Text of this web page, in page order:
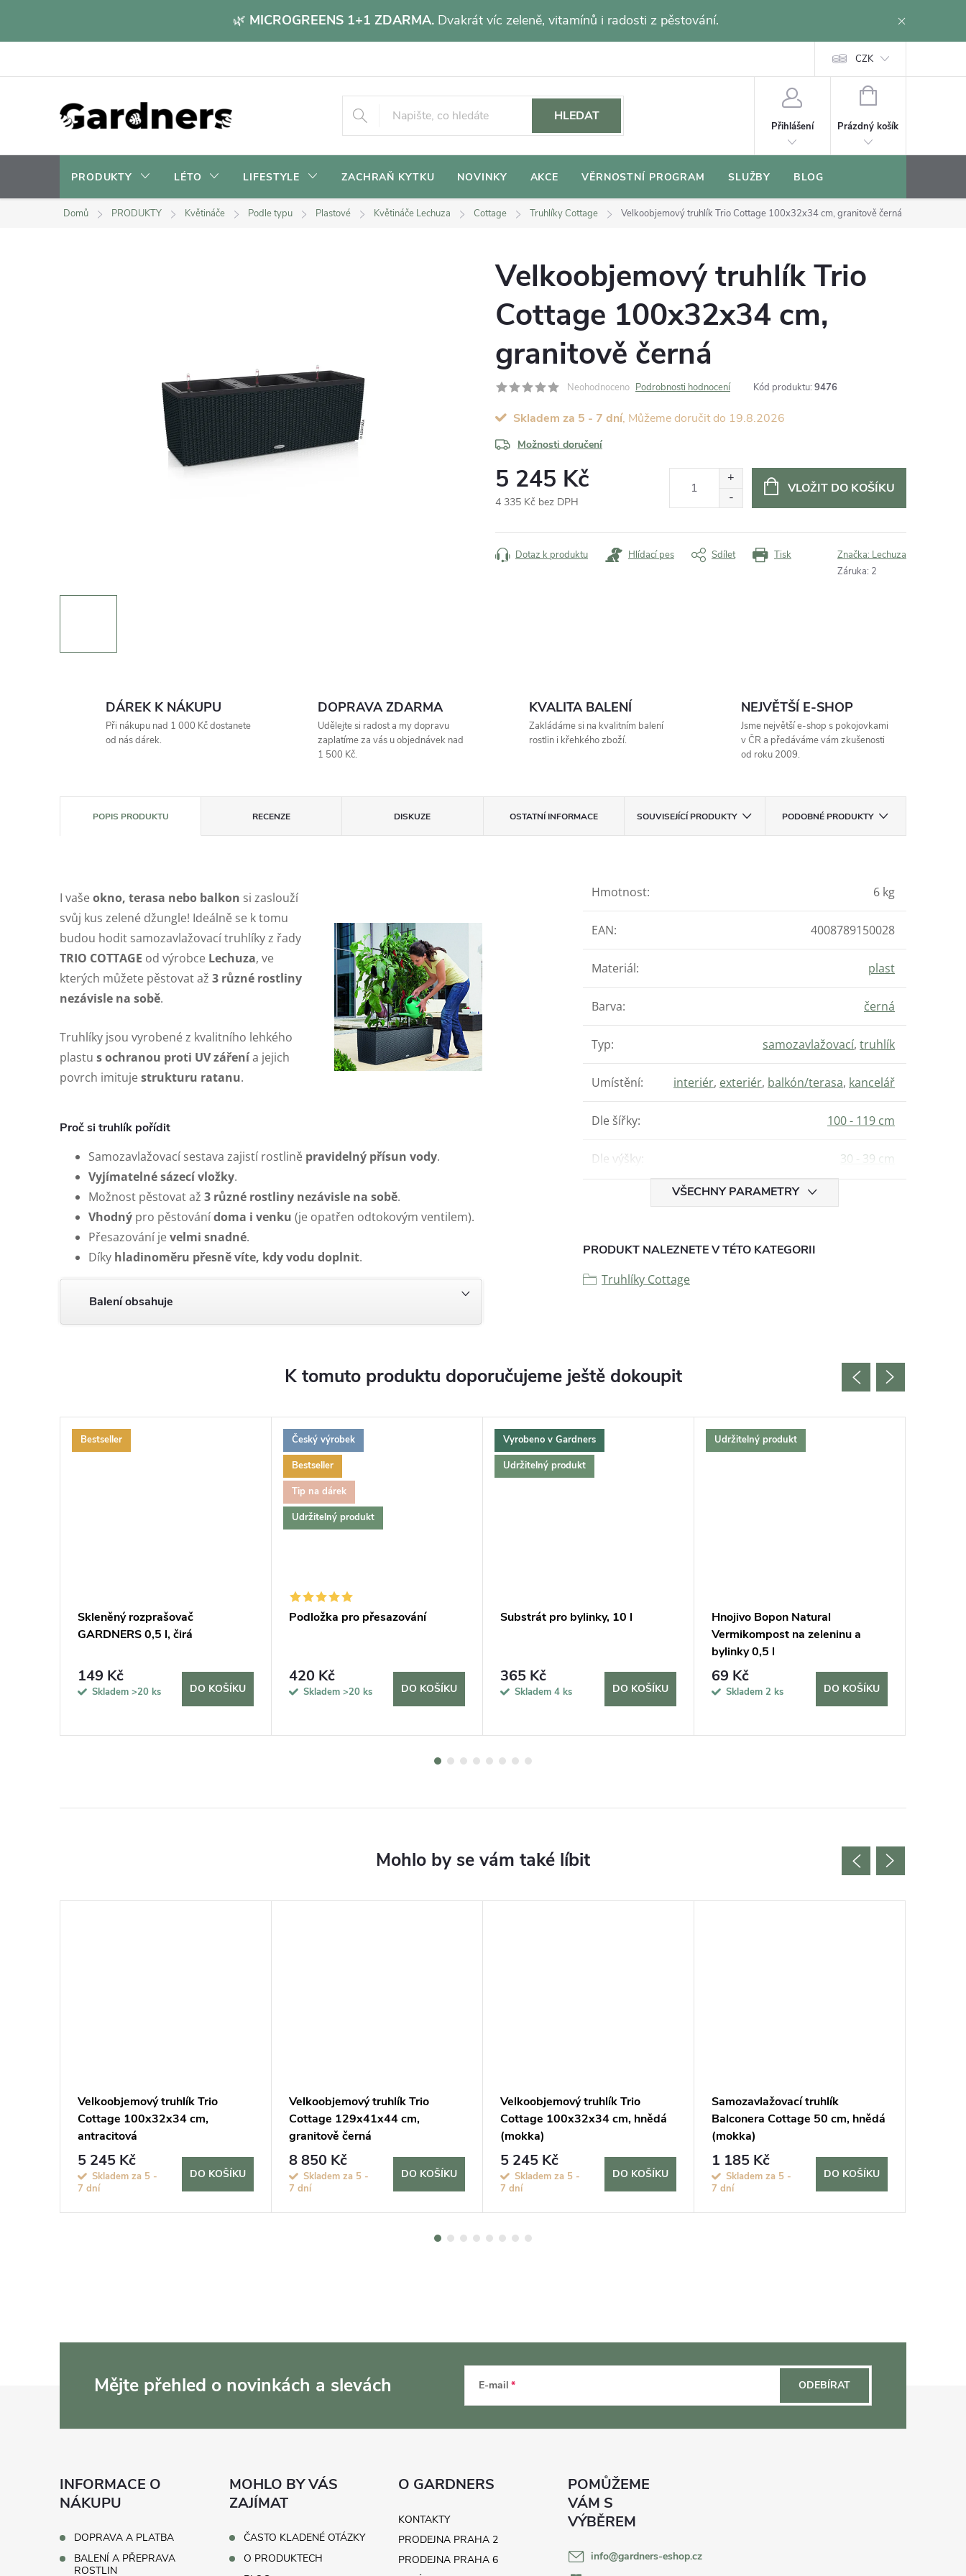
🌿 MICROGREENS 1+1 ZDARMA. Dvakrát víc zeleně, vitamínů i radosti z pěstování.
CZK
HLEDAT
Přihlášení
NÁKUPNÍ
Prázdný košík
PRODUKTY LÉTO LIFESTYLE ZACHRAŇ KYTKU NOVINKY AKCE VĚRNOSTNÍ PROGRAM SLUŽBY BLOG
Domů PRODUKTY Květináče Podle typu Plastové Květináče Lechuza Cottage Truhlíky Cottage Velkoobjemový truhlík Trio Cottage 100x32x34 cm, granitově černá
Velkoobjemový truhlík Trio
Cottage 100x32x34 cm,
granitově černá
Neohodnoceno Podrobnosti hodnocení Kód produktu: 9476
Skladem za 5 - 7 dní 19.8.2026
Možnosti doručení
5 245 Kč
4 335 Kč bez DPH
cena:
VLOŽIT DO KOŠÍKU
Tisk
Dotaz k produktu Hlídací pes Sdílet Značka: Lechuza
Záruka: 2
DÁREK K NÁKUPU
Při nákupu nad 1 000 Kč dostanete
od nás dárek.
DOPRAVA ZDARMA
Udělejte si radost a my dopravu
zaplatíme za vás u objednávek nad
1 500 Kč.
KVALITA BALENÍ
Zakládáme si na kvalitním balení
rostlin i křehkého zboží.
NEJVĚTŠÍ E-SHOP
Jsme největší e-shop s pokojovkami
v ČR a předáváme vám zkušenosti
od roku 2009.
POPIS PRODUKTU RECENZE DISKUZE OSTATNÍ INFORMACE SOUVISEJÍCÍ PRODUKTY PODOBNÉ PRODUKTY
I vašeokno, terasa nebo balkon si zaslouží
svůj kus zelené džungle! Ideálně se k tomu
budou hodit samozavlažovací truhlíky z řady
TRIO COTTAGE od výrobce Lechuza, ve
kterých můžete pěstovat až 3 různé rostliny
nezávisle na sobě.
Truhlíky jsou vyrobené z kvalitního lehkého
plastu s ochranou proti UV zářenía jejich
povrch imitujestrukturu ratanu.
Proč si truhlík pořídit
Samozavlažovací sestava zajistí rostlině pravidelný přísun vody.
Vyjímatelné sázecí vložky.
Možnost pěstovat až 3 různé rostliny nezávisle na sobě.
Vhodný pro pěstovánídoma i venku (je opatřen odtokovým ventilem).
Přesazování jevelmi snadné.
Díky hladinoměru přesně víte, kdy vodu doplnit.
Balení obsahuje
Hmotnost: 6 kg
EAN: 4008789150028
Materiál: plast
Barva: černá
Typ: samozavlažovací, truhlík
Umístění: interiér, exteriér, balkón/terasa, kancelář
Dle šířky: 100 - 119 cm
Dle výšky: 30 - 39 cm
VŠECHNY PARAMETRY
PRODUKT NALEZNETE V TÉTO KATEGORII
Truhlíky Cottage
K tomuto produktu doporučujeme ještě dokoupit
Bestseller
Skleněný rozprašovač
GARDNERS 0,5 l, čirá
149 Kč
Skladem >20 ks DO KOŠÍKU
Český výrobek
Bestseller
Tip na dárek
Udržitelný produkt
Podložka pro přesazování
420 Kč
Skladem >20 ks DO KOŠÍKU
Vyrobeno v Gardners
Udržitelný produkt
Substrát pro bylinky, 10 l
365 Kč
Skladem 4 ks DO KOŠÍKU
Udržitelný produkt
Hnojivo Bopon Natural
Vermikompost na zeleninu a
bylinky 0,5 l
69 Kč
Skladem 2 ks DO KOŠÍKU
Velkoobjemový truhlík Trio
Cottage 100x32x34 cm,
antracitová
5 245 Kč
Skladem za 5 -
7 dní
DO KOŠÍKU
Velkoobjemový truhlík Trio
Cottage 129x41x44 cm,
granitově černá
8 850 Kč
Skladem za 5 -
7 dní
DO KOŠÍKU
Velkoobjemový truhlík Trio
Cottage 100x32x34 cm, hnědá
(mokka)
5 245 Kč
Skladem za 5 -
7 dní
DO KOŠÍKU
Samozavlažovací truhlík
Balconera Cottage 50 cm, hnědá
(mokka)
1 185 Kč
Skladem za 5 -
7 dní
DO KOŠÍKU
Mějte přehled o novinkách a slevách E-mail ODEBÍRAT
INFORMACE O
NÁKUPU
DOPRAVA A PLATBA
BALENÍ A PŘEPRAVA
ROSTLIN
MOHLO BY VÁS
ZAJÍMAT
ČASTO KLADENÉ OTÁZKY
O PRODUKTECH
O GARDNERS
KONTAKTY
PRODEJNA PRAHA 2
PRODEJNA PRAHA 6
info@gardners-eshop.cz